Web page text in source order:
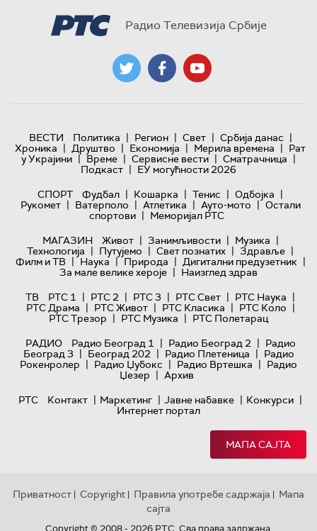
Радио Телевизија Србије
ВЕСТИ Политика | Регион | Свет | Србија данас |
Хроника | Друштво | Економија | Мерила времена | Рат
у Украјини | Време | Сервисне вести | Сматрачница |
Подкаст | ЕУ могућности 2026
СПОРТ
Фудбал | Кошарка | Тенис | Одбојка |
Рукомет | Ватерполо | Атлетика | Ауто-мото | Остали
спортови | Меморијал РТС
МАГАЗИН
Живот | Занимљивости | Музика |
Технологијa | Путујемо | Свет познатих | Здравље |
Филм и ТВ | Наука | Природа | Дигитални предузетник |
За мале велике хероје | Наизглед здрав
ТВ
РТС 1 | РТС 2 | РТС 3 | РТС Свет | РТС Наука |
РТС Драма | РТС Живот | РТС Класика | РТС Коло |
РТС Трезор | РТС Музика | РТС Полетарац
РАДИО
Радио Београд 1 | Радио Београд 2 | Радио
Београд 3 | Београд 202 | Радио Плетеница | Радио
Рокенролер | Радио Џубокс | Радио Вртешка | Радио
Џезер | Архив
РТС
Контакт | Маркетинг | Јавне набавке | Конкурси |
Интернет портал
МАПА САЈТА
Приватност | Copyright | Правила употребе садржаја | Мапа
сајта
Copyright © 2008 - 2026 РТС. Сва права задржана.